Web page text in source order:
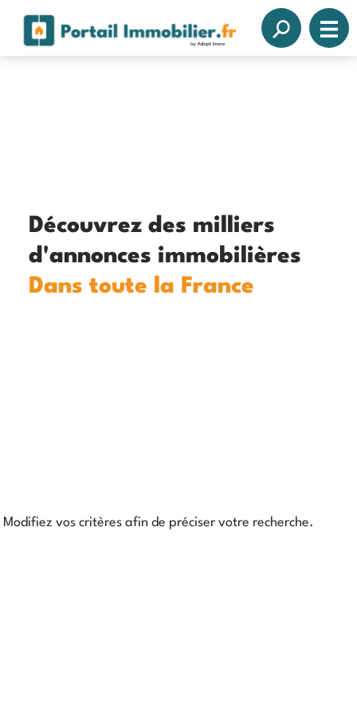
Découvrez des milliers
d'annonces immobilières
Dans toute la France
Modifiez vos critères afin de préciser votre recherche.